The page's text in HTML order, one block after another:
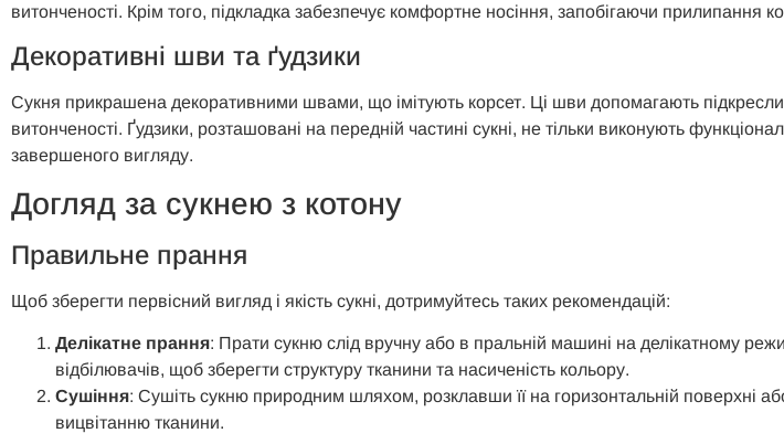
витонченості. Крім того, підкладка забезпечує комфортне носіння, запобігаючи прилипання
Декоративні шви та ґудзики
Сукня прикрашена декоративними швами, що імітують корсет. Ці шви допомагають
витонченості. Ґудзики, розташовані на передній частині сукні, не тільки виконують
завершеного вигляду.
Догляд за сукнею з котону
Правильне прання
Щоб зберегти первісний вигляд і якість сукні, дотримуйтесь таких рекомендацій:
Делікатне прання: Прати сукню слід вручну або в пральній машині на делікатному
відбілювачів, щоб зберегти структуру тканини та насиченість кольору.
Сушіння: Сушіть сукню природним шляхом, розклавши її на горизонтальній поверхні
вицвітанню тканини.